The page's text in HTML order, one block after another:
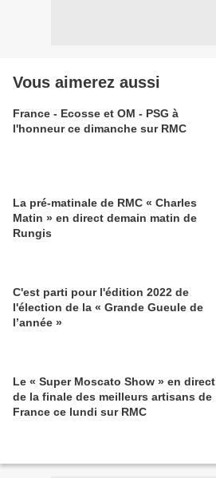
Vous aimerez aussi
France - Ecosse et OM - PSG à
l'honneur ce dimanche sur RMC
La pré-matinale de RMC « Charles
Matin » en direct demain matin de
Rungis
C'est parti pour l'édition 2022 de
l'élection de la « Grande Gueule de
l’année »
Le « Super Moscato Show » en direct
de la finale des meilleurs artisans de
France ce lundi sur RMC